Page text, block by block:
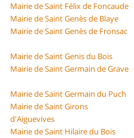
Mairie de Saint Félix de Foncaude
Mairie de Saint Genès de Blaye
Mairie de Saint Genès de Fronsac
Mairie de Saint Genis du Bois
Mairie de Saint Germain de Grave
Mairie de Saint Germain du Puch
Mairie de Saint Girons
d'Aiguevives
Mairie de Saint Hilaire du Bois